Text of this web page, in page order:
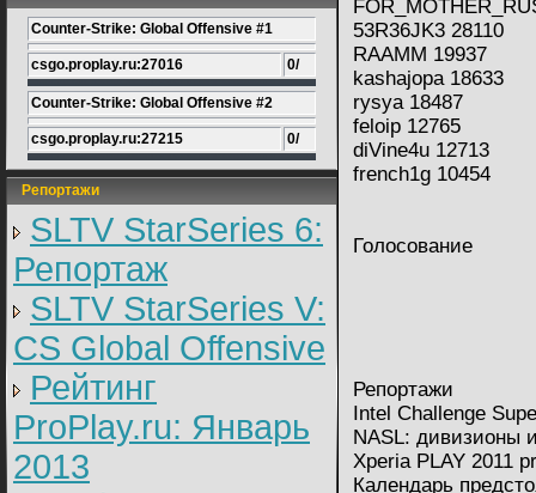
Counter-Strike: Global Offensive #1
csgo.proplay.ru:27016 0/
Counter-Strike: Global Offensive #2
csgo.proplay.ru:27215 0/
Репортажи
SLTV StarSeries 6:
Репортаж
SLTV StarSeries V:
CS Global Offensive
Рейтинг
ProPlay.ru: Январь
2013
53R36JK3 28110
RAAMM 19937
kashajopa 18633
rysya 18487
feloip 12765
diVine4u 12713
french1g 10454
Голосование
Репортажи
Intel Challenge
NASL: дивизионы
Xperia PLAY 2011
Календарь